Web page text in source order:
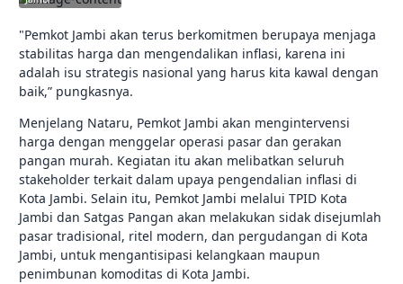
"Pemkot Jambi akan terus berkomitmen berupaya menjaga
stabilitas harga dan mengendalikan inflasi, karena ini
adalah isu strategis nasional yang harus kita kawal dengan
baik,” pungkasnya.
Menjelang Nataru, Pemkot Jambi akan mengintervensi
harga dengan menggelar operasi pasar dan gerakan
pangan murah. Kegiatan itu akan melibatkan seluruh
stakeholder terkait dalam upaya pengendalian inflasi di
Kota Jambi. Selain itu, Pemkot Jambi melalui TPID Kota
Jambi dan Satgas Pangan akan melakukan sidak disejumlah
pasar tradisional, ritel modern, dan pergudangan di Kota
Jambi, untuk mengantisipasi kelangkaan maupun
penimbunan komoditas di Kota Jambi.